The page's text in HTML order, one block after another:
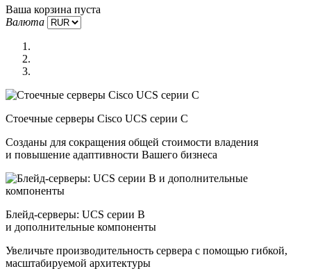
Ваша корзина пуста
Валюта
Стоечные серверы Cisco UCS серии C
Созданы для сокращения общей стоимости владения
и повышение адаптивности Вашего бизнеса
Блейд-серверы: UCS серии B
и дополнительные компоненты
Увеличьте производительность сервера с помощью гибкой,
масштабируемой архитектуры